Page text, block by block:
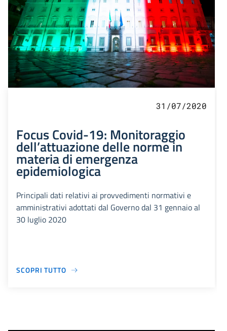
31/07/2020
Focus Covid-19: Monitoraggio
dell’attuazione delle norme in
materia di emergenza
epidemiologica
Principali dati relativi ai provvedimenti normativi e
amministrativi adottati dal Governo dal 31 gennaio al
30 luglio 2020
SCOPRI TUTTO